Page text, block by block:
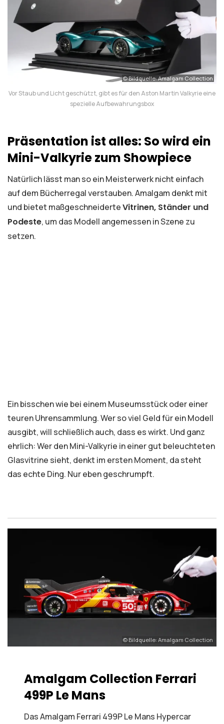
© Bildquelle: Amalgam Collection
Vor Staub und Licht geschützt, gibt es für den Aston Martin Valkyrie eine
spezielle Aufbewahrungsbox
Präsentation ist alles: So wird ein
Mini-Valkyrie zum Showpiece
Natürlich lässt man so ein Meisterwerk nicht einfach
auf dem Bücherregal verstauben. Amalgam denkt mit
und bietet maßgeschneiderteVitrinen, Ständer und
Podeste, um das Modell angemessen in Szene zu
setzen.
Ein bisschen wie bei einem Museumsstück oder einer
teuren Uhrensammlung. Wer so viel Geld für ein Modell
ausgibt, will schließlich auch, dass es wirkt. Und ganz
ehrlich: Wer den Mini-Valkyrie in einer gut beleuchteten
Glasvitrine sieht, denkt im ersten Moment, da steht
das echte Ding. Nur eben geschrumpft.
Amalgam Collection Ferrari
499P Le Mans
Das Amalgam Ferrari 499P Le Mans Hypercar
© Bildquelle: Amalgam Collection